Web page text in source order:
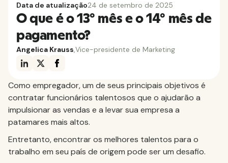
Data de atualização24 de setembro de 2025
O que é o 13º mês e o 14º mês de
pagamento?
Angelica Krauss,Vice-presidente de Marketing
Como empregador, um de seus principais objetivos é
contratar funcionários talentosos que o ajudarão a
impulsionar as vendas e a levar sua empresa a
patamares mais altos.
Entretanto, encontrar os melhores talentos para o
trabalho em seu país de origem pode ser um desafio.